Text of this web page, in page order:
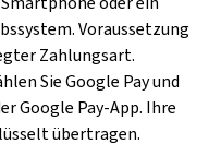
Voraussetzung
Zahlungsart.
Sie Google Pay und
Google Pay-App. Ihre
übertragen.